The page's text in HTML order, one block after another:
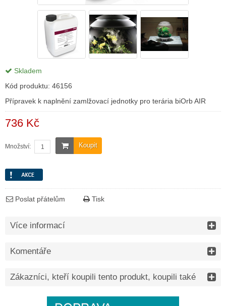
Skladem
Kód produktu: 46156
Přípravek k naplnění zamlžovací jednotky pro terária biOrb AIR
736 Kč
Koupit
Množství:
Poslat přátelům Tisk
Více informací
Komentáře
Zákazníci, kteří koupili tento produkt, koupili také